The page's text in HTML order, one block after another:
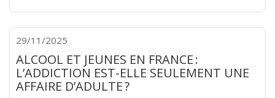
29/11/2025
ALCOOL ET JEUNES EN FRANCE :
L’ADDICTION EST-ELLE SEULEMENT UNE
AFFAIRE D’ADULTE ?